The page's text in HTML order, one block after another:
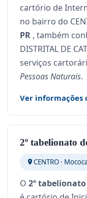
cartório de
no bairro do
PR , também
DISTRITAL DE
serviços
Pessoas Naturais.
Ver informações
2º tabelionato
CENTRO ·
O 2º